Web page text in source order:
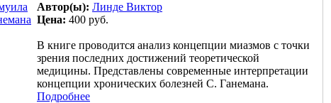
Автор(ы): Линде Виктор
Цена: 400 руб.
В книге проводится анализ концепции миазмов с точки
зрения последних достижений теоретической
медицины. Представлены современные интерпретации
концепции хронических болезней С. Ганемана.
Подробнее